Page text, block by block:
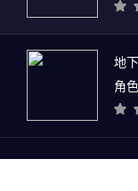
地
角